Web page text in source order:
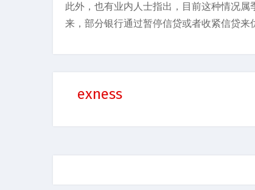
此外，也有业内人士指出，目前这种情况属
来，部分银行通过暂停信贷或者收紧信贷来
exness